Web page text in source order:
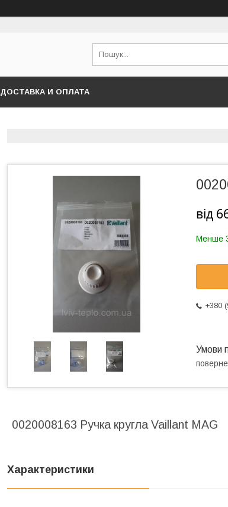
ДОСТАВКА И ОПЛАТА
від
Менше
+380
0020008163 Ручка кругла Vaillant MAG
Характеристики